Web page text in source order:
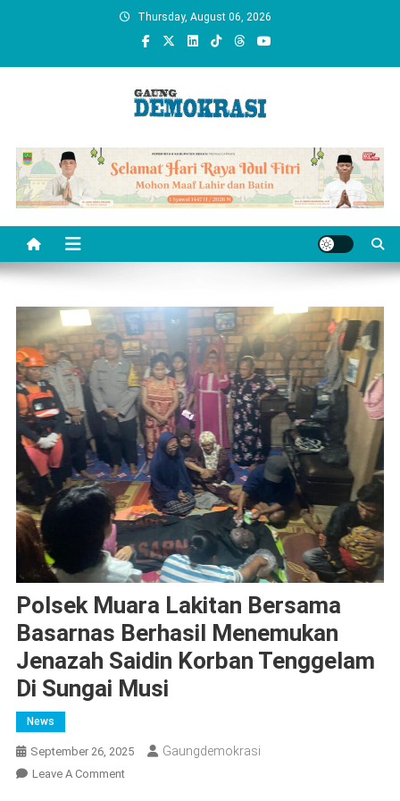
Thursday, August 06, 2026
gaungdemokrasi.com
Polsek Muara Lakitan Bersama
Basarnas Berhasil Menemukan
Jenazah Saidin Korban Tenggelam
Di Sungai Musi
News
September 26, 2025 Gaungdemokrasi
Leave A CommentOn